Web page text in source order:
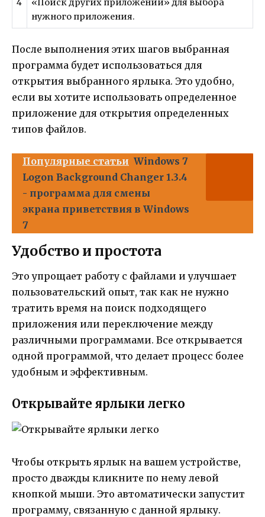
4
«Поиск других приложений» для выбора
нужного приложения.
После выполнения этих шагов выбранная
программа будет использоваться для
открытия выбранного ярлыка. Это удобно,
если вы хотите использовать определенное
приложение для открытия определенных
типов файлов.
Популярные статьи Windows 7
Logon Background Changer 1.3.4
- программа для смены
экрана приветствия в Windows
7
Удобство и простота
Это упрощает работу с файлами и улучшает
пользовательский опыт, так как не нужно
тратить время на поиск подходящего
приложения или переключение между
различными программами. Все открывается
одной программой, что делает процесс более
удобным и эффективным.
Открывайте ярлыки легко
Чтобы открыть ярлык на вашем устройстве,
просто дважды кликните по нему левой
кнопкой мыши. Это автоматически запустит
программу, связанную с данной ярлыку.